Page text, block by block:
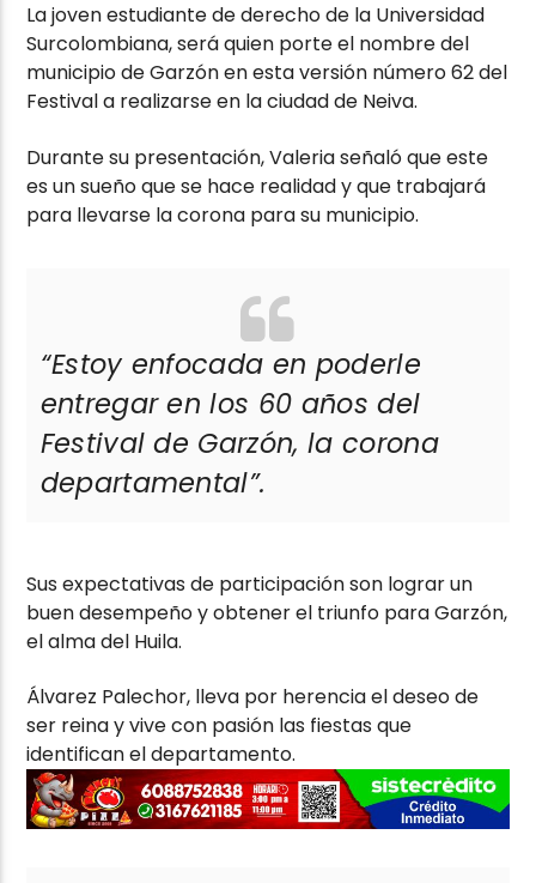
La joven estudiante de derecho de la Universidad
Surcolombiana, será quien porte el nombre del
municipio de Garzón en esta versión número 62 del
Festival a realizarse en la ciudad de Neiva.
Durante su presentación, Valeria señaló que este
es un sueño que se hace realidad y que trabajará
para llevarse la corona para su municipio.
“Estoy enfocada en poderle
entregar en los 60 años del
Festival de Garzón, la corona
departamental”.
Sus expectativas de participación son lograr un
buen desempeño y obtener el triunfo para Garzón,
el alma del Huila.
Álvarez Palechor, lleva por herencia el deseo de
ser reina y vive con pasión las fiestas que
identifican el departamento.